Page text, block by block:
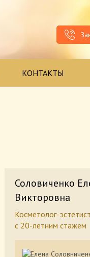
КОНТАКТЫ
Соловиченко
Викторовна
Косметолог-эстетист
с 20-летним стажем